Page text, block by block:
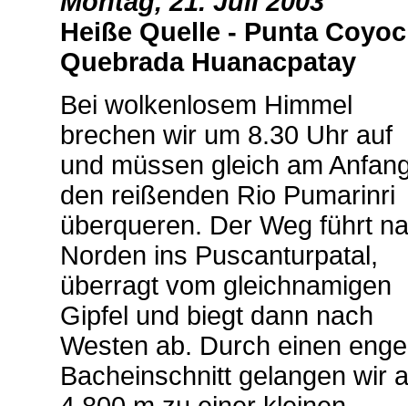
Heiße Quelle - Punta
Quebrada Huanacpatay
Bei wolkenlosem Himmel
brechen wir um 8.30 Uhr auf
und müssen gleich am
den reißenden Rio Pumarinri
überqueren. Der Weg führt
Norden ins Puscanturpatal,
überragt vom gleichnamigen
Gipfel und biegt dann nach
Westen ab. Durch einen
Bacheinschnitt gelangen wir